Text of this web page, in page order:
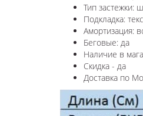
Тип застежки:
Подкладка:
Амортизация:
Беговые: да
Наличие в
Скидка - да
Доставка по